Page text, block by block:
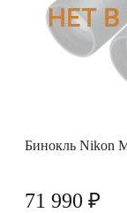
Бинокль Nikon
71 990 ₽